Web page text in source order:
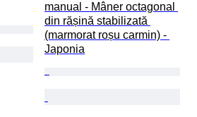
manual - Mâner octagonal
din rășină stabilizată
(marmorat roșu carmin) -
Japonia